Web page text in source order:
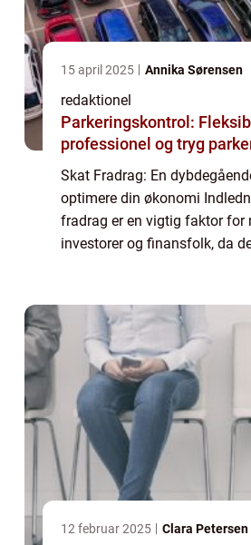
15 april 2025 Annika Sørensen
redaktionel
Parkeringskontrol:
professionel og tryg
Skat Fradrag: En
optimere din økonomi
fradrag er en vigtig faktor for
investorer og finansfolk, da
I denne...
12 februar 2025 Clara Petersen